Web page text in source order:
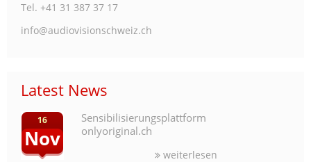
Tel. +41 31 387 37 17
info@audiovisionschweiz.ch
Latest News
16
Nov
Sensibilisierungsplattform
onlyoriginal.ch
weiterlesen